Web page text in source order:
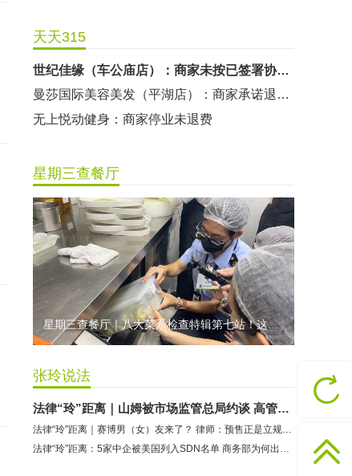
天天315
粤宝乐儿童成长中心：商家拒不配合调解
世纪佳缘（车公庙店）：商家未按已签署协议退款
曼莎国际美容美发（平湖店）：商家承诺退费未履行
无上悦动健身：商家停业未退费
预付式消费退款难 深圳市消委会公开谴责力美健华联店
元宵佳节，发生了“甜蜜的烦恼”该怎么办？
2021年深圳市消费投诉分析报告出炉 教育培训投诉量增长
星期三查餐厅
星期三查餐厅｜八大菜系检查特辑第七站！这家米其林一星人气闽菜餐厅后厨干净吗？
张玲说法
法律“玲”距离｜山姆被市场监管总局约谈 高管换帅，你还续费吗？